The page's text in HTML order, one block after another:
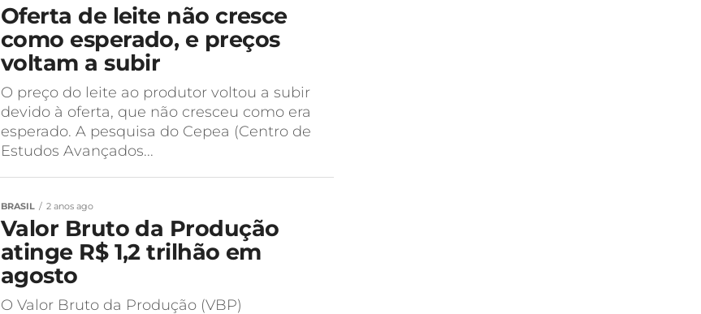
Oferta de leite não cresce
como esperado, e preços
voltam a subir
O preço do leite ao produtor voltou a subir
devido à oferta, que não cresceu como era
esperado. A pesquisa do Cepea (Centro de
Estudos Avançados...
BRASIL 2 anos ago
Valor Bruto da Produção
atinge R$ 1,2 trilhão em
agosto
O Valor Bruto da Produção (VBP)